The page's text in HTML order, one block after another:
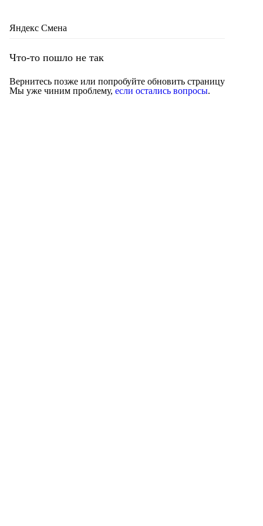
Яндекс Смена
Что-то пошло не так
Вернитесь позже или попробуйте обновить страницу
Мы уже чиним проблему, если остались вопросы.